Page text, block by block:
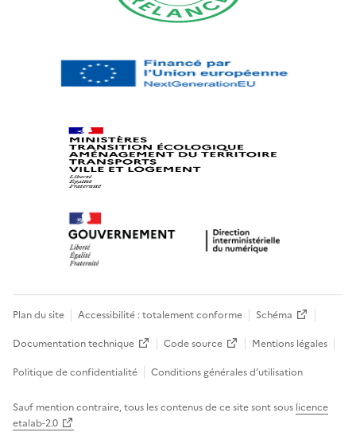
Plan du site Accessibilité : totalement conforme
Schéma
Documentation technique
Code source
Mentions légales
Politique de confidentialité
Conditions générales d’utilisation
Sauf mention contraire, tous les contenus de ce site sont sous licence
etalab-2.0